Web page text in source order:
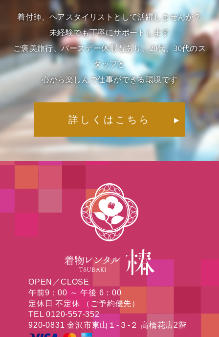
着付師、ヘアスタイリストとして活躍しませんか？
未経験でも丁寧にサポートします
ご褒美旅行、バースデー休暇もあり、20代、30代のス
タッフと
心から楽しんで仕事ができる環境です
詳しくはこちら ▶︎
OPEN／CLOSE
午前9：00 ～ 午後 6：00
定休日 不定休 （ご予約優先）
TEL 0120-557-352
920-0831 金沢市東山１-３-２ 高橋花店2階